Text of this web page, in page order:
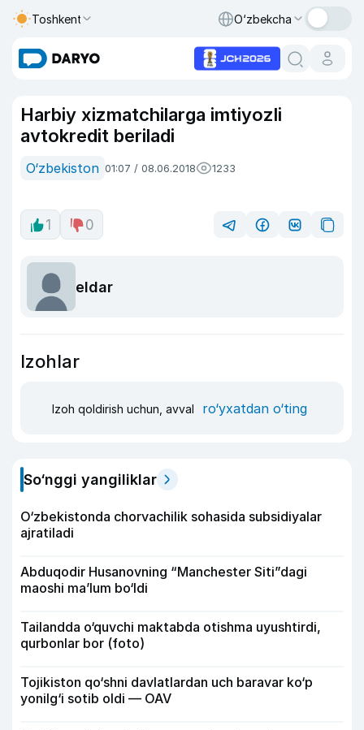
Toshkent O‘zbekcha
Harbiy xizmatchilarga imtiyozli
avtokredit beriladi
O‘zbekiston 01:07 / 08.06.2018 1233
1 0
eldar
Izohlar
Izoh qoldirish uchun, avval ro‘yxatdan o‘ting
So‘nggi yangiliklar
O‘zbekistonda chorvachilik sohasida subsidiyalar
ajratiladi
Abduqodir Husanovning “Manchester Siti”dagi
maoshi ma’lum bo‘ldi
Tailandda o‘quvchi maktabda otishma uyushtirdi,
qurbonlar bor (foto)
Tojikiston qo‘shni davlatlardan uch baravar ko‘p
yonilg‘i sotib oldi — OAV